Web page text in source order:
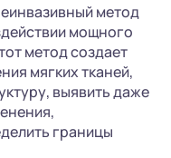
метод
мощного
метод создает
мягких тканей,
выявить даже
границы